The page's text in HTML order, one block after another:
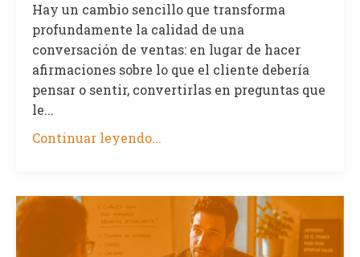
Hay un cambio sencillo que transforma
profundamente la calidad de una
conversación de ventas: en lugar de hacer
afirmaciones sobre lo que el cliente debería
pensar o sentir, convertirlas en preguntas que
le...
Continuar leyendo...